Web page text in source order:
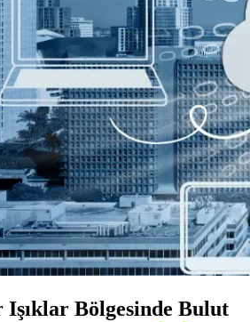
Bölgesinde Bulut